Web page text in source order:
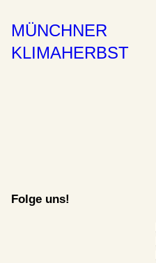
MÜNCHNER
KLIMAHERBST
Folge uns!